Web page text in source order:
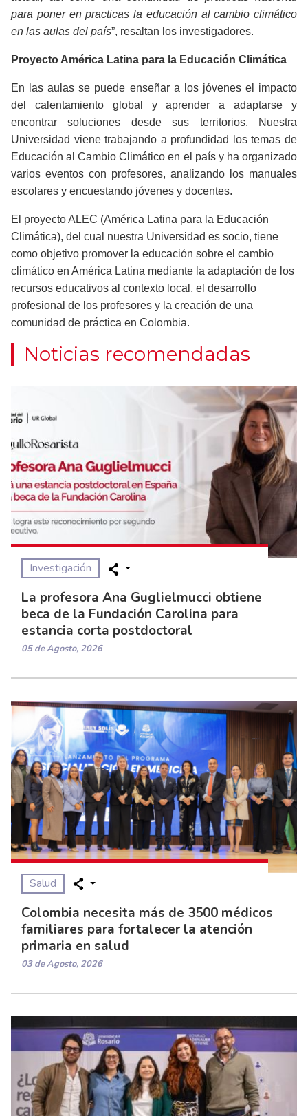
para poner en practicas la educación al cambio climático
en las aulas del país”, resaltan los investigadores.
Proyecto América Latina para la Educación Climática
En las aulas se puede enseñar a los jóvenes el impacto
del calentamiento global y aprender a adaptarse y
encontrar soluciones desde sus territorios. Nuestra
Universidad viene trabajando a profundidad los temas de
Educación al Cambio Climático en el país y ha organizado
varios eventos con profesores, analizando los manuales
escolares y encuestando jóvenes y docentes.
El proyecto ALEC (América Latina para la Educación
Climática), del cual nuestra Universidad es socio, tiene
como objetivo promover la educación sobre el cambio
climático en América Latina mediante la adaptación de los
recursos educativos al contexto local, el desarrollo
profesional de los profesores y la creación de una
comunidad de práctica en Colombia.
Noticias recomendadas
Investigación
La profesora Ana Guglielmucci obtiene
beca de la Fundación Carolina para
estancia corta postdoctoral
05 de Agosto, 2026
Salud
Colombia necesita más de 3500 médicos
familiares para fortalecer la atención
primaria en salud
03 de Agosto, 2026